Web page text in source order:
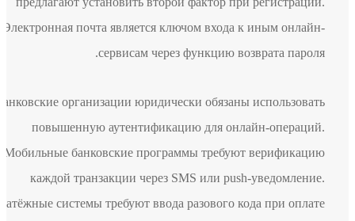
Электронная почта является ключом входа к иным онлайн-
сервисам через функцию возврата пароля.
Банковские организации юридически обязаны использовать
повышенную аутентификацию для онлайн-операций.
Мобильные банковские программы требуют верификацию
каждой транзакции через SMS или push-уведомление.
Платёжные системы требуют ввода разового кода при оплате